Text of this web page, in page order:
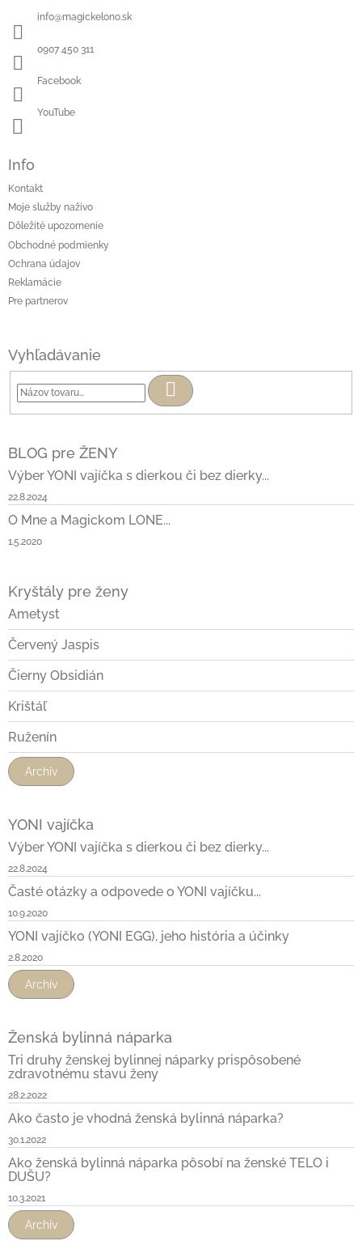
info@magickelono.sk
0907 450 311
Facebook
YouTube
Info
Kontakt
Moje služby naživo
Dôležité upozornenie
Obchodné podmienky
Ochrana údajov
Reklamácie
Pre partnerov
Vyhľadávanie
Hľadať
BLOG pre ŽENY
Výber YONI vajíčka s dierkou či bez dierky...
22.8.2024
O Mne a Magickom LONE...
1.5.2020
Kryštály pre ženy
Ametyst
Červený Jaspis
Čierny Obsidián
Krištáľ
Ruženín
Archív
YONI vajíčka
Výber YONI vajíčka s dierkou či bez dierky...
22.8.2024
Časté otázky a odpovede o YONI vajíčku...
10.9.2020
YONI vajíčko (YONI EGG), jeho história a účinky
2.8.2020
Archív
Ženská bylinná náparka
Tri druhy ženskej bylinnej náparky prispôsobené
zdravotnému stavu ženy
28.2.2022
Ako často je vhodná ženská bylinná náparka?
30.1.2022
Ako ženská bylinná náparka pôsobí na ženské TELO i
DUŠU?
10.3.2021
Archív